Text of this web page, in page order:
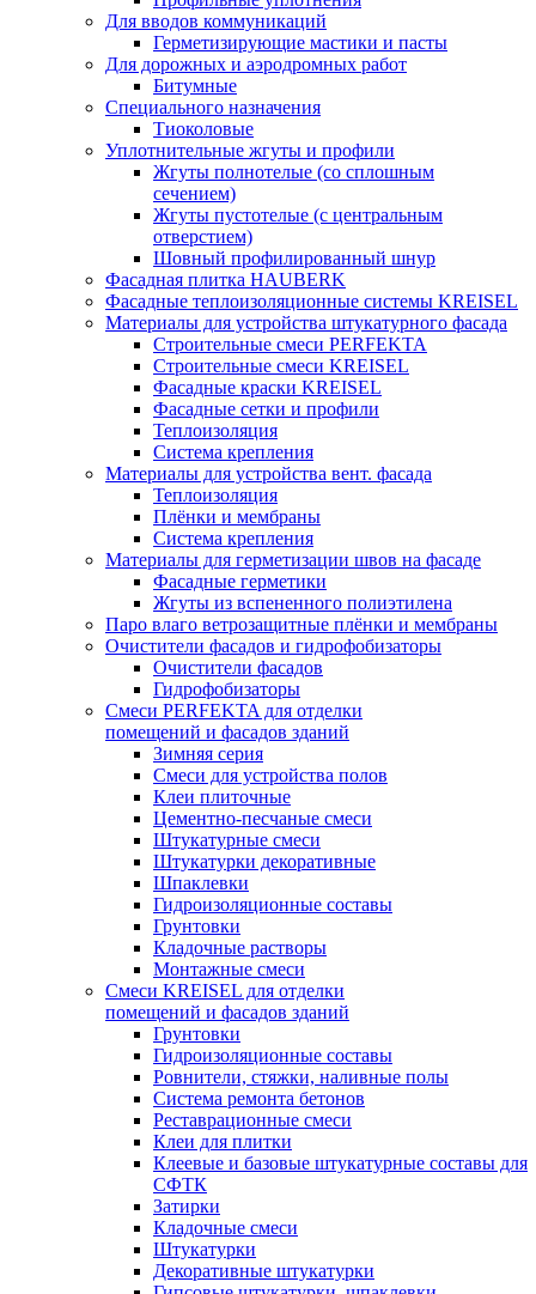
Для вводов коммуникаций
Герметизирующие мастики и пасты
Для дорожных и аэродромных работ
Битумные
Специального назначения
Тиоколовые
Уплотнительные жгуты и профили
Жгуты полнотелые (со сплошным
сечением)
Жгуты пустотелые (с центральным
отверстием)
Шовный профилированный шнур
Фасадная плитка HAUBERK
Фасадные теплоизоляционные системы KREISEL
Материалы для устройства штукатурного фасада
Строительные смеси PERFEKTA
Строительные смеси KREISEL
Фасадные краски KREISEL
Фасадные сетки и профили
Теплоизоляция
Система крепления
Материалы для устройства вент. фасада
Теплоизоляция
Плёнки и мембраны
Система крепления
Материалы для герметизации швов на фасаде
Фасадные герметики
Жгуты из вспененного полиэтилена
Паро влаго ветрозащитные плёнки и мембраны
Очистители фасадов и гидрофобизаторы
Очистители фасадов
Гидрофобизаторы
Смеси PERFEKTA для отделки
помещений и фасадов зданий
Зимняя серия
Смеси для устройства полов
Клеи плиточные
Цементно-песчаные смеси
Штукатурные смеси
Штукатурки декоративные
Шпаклевки
Гидроизоляционные составы
Грунтовки
Кладочные растворы
Монтажные смеси
Смеси KREISEL для отделки
помещений и фасадов зданий
Грунтовки
Гидроизоляционные составы
Ровнители, стяжки, наливные полы
Cистема ремонта бетонов
Реставрационные смеси
Клеи для плитки
Клеевые и базовые штукатурные составы для
СФТК
Затирки
Кладочные смеси
Штукатурки
Декоративные штукатурки